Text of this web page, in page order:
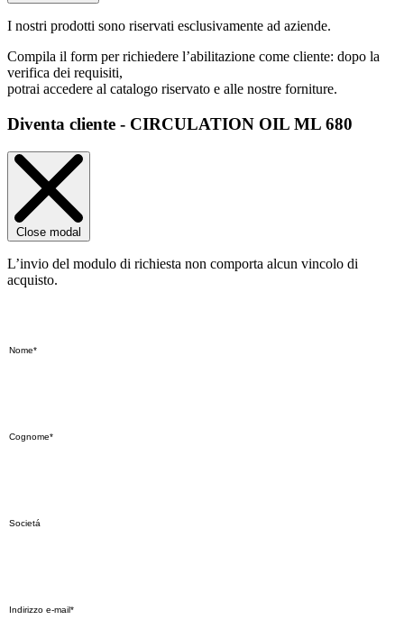
I nostri prodotti sono riservati esclusivamente ad aziende.
Compila il form per richiedere l’abilitazione come cliente: dopo la
verifica dei requisiti,
potrai accedere al catalogo riservato e alle nostre forniture.
Diventa cliente - CIRCULATION OIL ML 680
Close modal
L’invio del modulo di richiesta non comporta alcun vincolo di
acquisto.